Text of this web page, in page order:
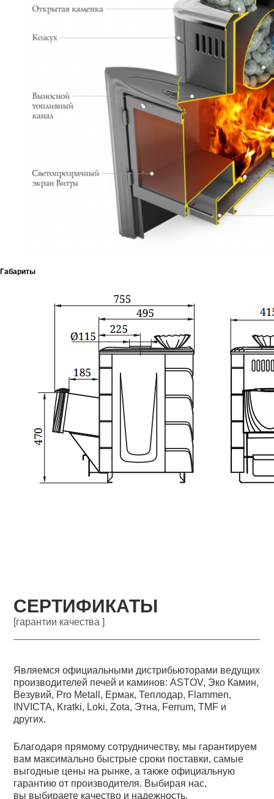
Габариты
СЕРТИФИКАТЫ
[гарантии качества ]
Являемся официальными дистрибьюторами ведущих
производителей печей и каминов: ASTOV, Эко Камин,
Везувий, Pro Metall, Ермак, Теплодар, Flammen,
INVICTA, Kratki, Loki, Zota, Этна, Ferrum, TMF и
других.
Благодаря прямому сотрудничеству, мы гарантируем
вам максимально быстрые сроки поставки, самые
выгодные цены на рынке, а также официальную
гарантию от производителя. Выбирая нас,
вы выбираете качество и надежность.